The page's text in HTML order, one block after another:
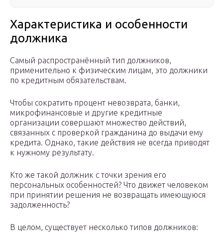
Характеристика и особенности
должника
Самый распространённый тип должников,
применительно к физическим лицам, это должники
по кредитным обязательствам.
Чтобы сократить процент невозврата, банки,
микрофинансовые и другие кредитные
организации совершают множество действий,
связанных с проверкой гражданина до выдачи ему
кредита. Однако, такие действия не всегда приводят
к нужному результату.
Кто же такой должник с точки зрения его
персональных особенностей? Что движет человеком
при принятии решения не возвращать имеющуюся
задолженность?
В целом, существует несколько типов должников: